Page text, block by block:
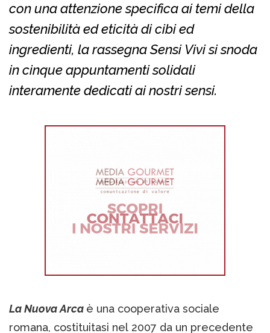
con una attenzione specifica ai temi della
sostenibilità ed eticità di cibi ed
ingredienti, la rassegna Sensi Vivi si snoda
in cinque appuntamenti solidali
interamente dedicati ai nostri sensi.
La Nuova Arca è una cooperativa sociale
romana, costituitasi nel 2007 da un precedente